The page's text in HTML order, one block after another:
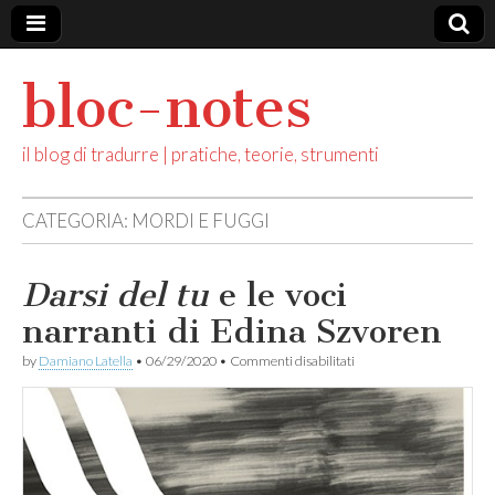
bloc-notes
il blog di tradurre | pratiche, teorie, strumenti
CATEGORIA: MORDI E FUGGI
Darsi del tu e le voci
narranti di Edina Szvoren
by Damiano Latella • 06/29/2020 • Commenti disabilitati
a
r
s
i
d
e